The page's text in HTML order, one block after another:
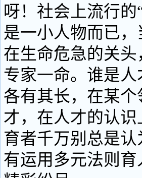
呀！社会上流行
是一小人物而已
在生命危急的关
专家一命。谁是
各有其长，在某
才，在人才的认
育者千万别总是
有运用多元法则